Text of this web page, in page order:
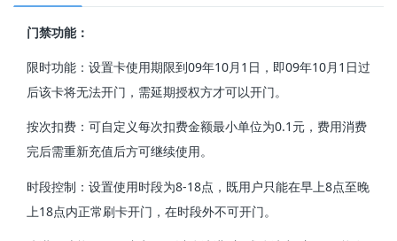
门禁功能：
限时功能：设置卡使用期限到09年10月1日，即09年10月1日过
后该卡将无法开门，需延期授权方才可以开门。
按次扣费：可自定义每次扣费金额最小单位为0.1元，费用消费
完后需重新充值后方可继续使用。
时段控制：设置使用时段为8-18点，既用户只能在早上8点至晚
上18点内正常刷卡开门，在时段外不可开门。